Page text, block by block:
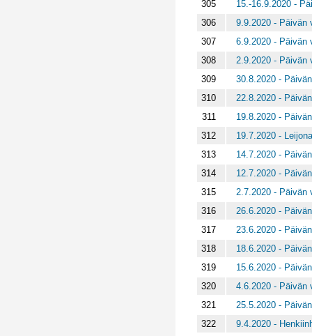
305
15.-16.9.2020 -
306
9.9.2020 - Päivän
307
6.9.2020 - Päivän
308
2.9.2020 - Päivän
309
30.8.2020 -
310
22.8.2020 -
311
19.8.2020 -
312
19.7.2020 -
313
14.7.2020 -
314
12.7.2020 -
315
2.7.2020 - Päivän
316
26.6.2020 -
317
23.6.2020 -
318
18.6.2020 -
319
15.6.2020 -
320
4.6.2020 - Päivän
321
25.5.2020 -
322
9.4.2020 -